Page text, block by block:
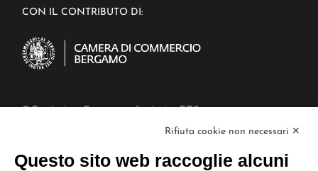
CON IL CONTRIBUTO DI:
© Fondazione Bergamo nella storia - E.T.S.
PEC: fondazionebergamonellastoria@cert.aconet.it
Rifiuta cookie non necessari ✕
Questo sito web raccoglie alcuni